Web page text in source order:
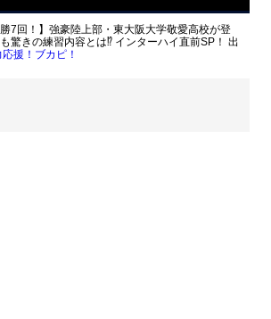
勝7回！】強豪陸上部・東大阪大学敬愛高校が登
驚きの練習内容とは⁉ インターハイ直前SP！ 出
援！ブカピ！